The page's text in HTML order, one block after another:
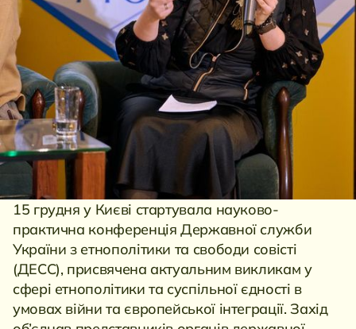
15 грудня у Києві стартувала науково-
практична конференція Державної служби
України з етнополітики та свободи совісті
(ДЕСС), присвячена актуальним викликам у
сфері етнополітики та суспільної єдності в
умовах війни та європейської інтеграції. Захід